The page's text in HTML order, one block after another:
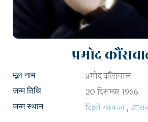
प्रमोद
मूल नाम प्रमोद कौंसवाल
जन्म तिथि 20 दिसम्बर 1966
जन्म स्थान टिहरी गढ़वाल ,